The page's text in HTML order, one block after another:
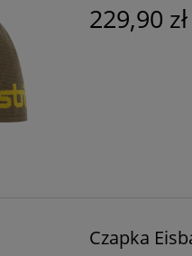
229,90 zł
Czapka